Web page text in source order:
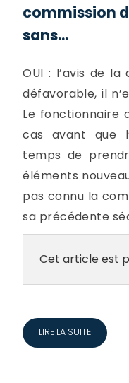
commission
sans...
OUI : l’avis de
défavorable, il
Le fonctionnaire
cas avant que
temps de
éléments
pas connu la
sa précédente
Cet article est
LIRE LA SUITE